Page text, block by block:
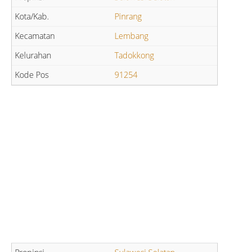
Pinrang
Lembang
Tadokkong
91254